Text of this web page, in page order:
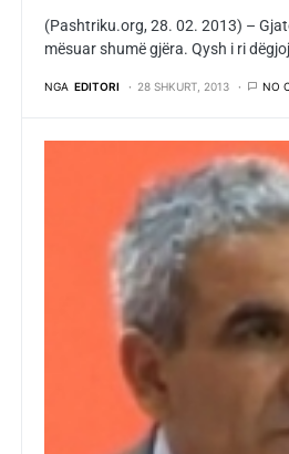
(Pashtriku.org, 28. 02. 2013) –
mësuar shumë gjëra. Qysh i ri
NGA EDITORI 28 SHKURT, 2013 NO